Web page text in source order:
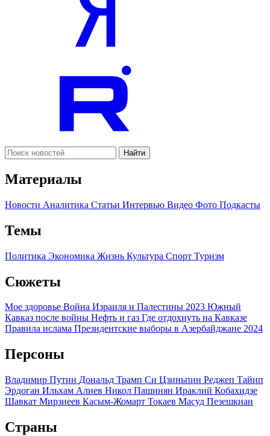
Найти
Материалы
Новости Аналитика Статьи Интервью Видео Фото Подкасты
Темы
Политика Экономика Жизнь Культура Спорт Туризм
Сюжеты
Мое здоровье Война Израиля и Палестины 2023 Южный
Кавказ после войны Нефть и газ Где отдохнуть на Кавказе
Правила ислама Президентские выборы в Азербайджане 2024
Персоны
Владимир Путин Дональд Трамп Си Цзиньпин Реджеп Тайип
Эрдоган Ильхам Алиев Никол Пашинян Ираклий Кобахидзе
Шавкат Мирзиеев Касым-Жомарт Токаев Масуд Пезешкиан
Страны